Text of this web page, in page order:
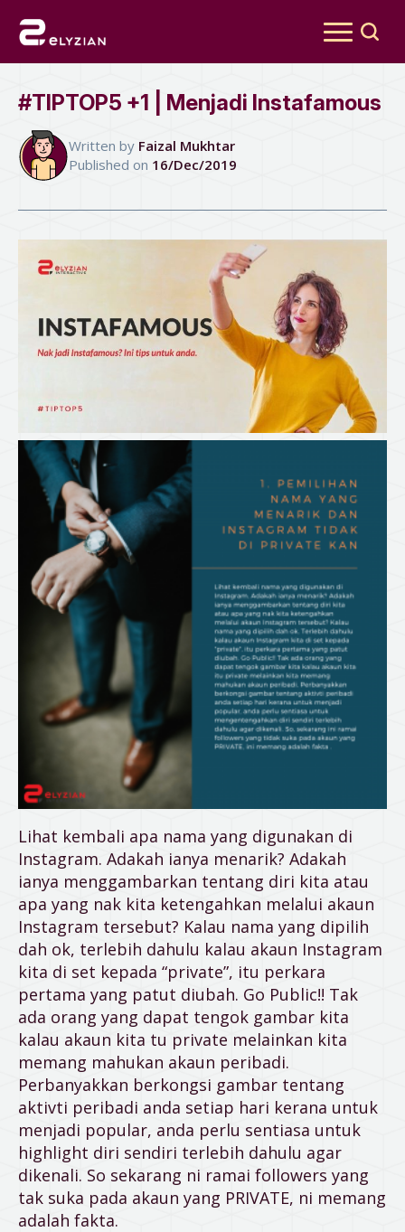
#TIPTOP5 +1 | Menjadi Instafamous
Written by Faizal Mukhtar
Published on 16/Dec/2019
Lihat kembali apa nama yang digunakan di
Instagram. Adakah ianya menarik? Adakah
ianya menggambarkan tentang diri kita atau
apa yang nak kita ketengahkan melalui akaun
Instagram tersebut? Kalau nama yang dipilih
dah ok, terlebih dahulu kalau akaun Instagram
kita di set kepada “private”, itu perkara
pertama yang patut diubah. Go Public!! Tak
ada orang yang dapat tengok gambar kita
kalau akaun kita tu private melainkan kita
memang mahukan akaun peribadi.
Perbanyakkan berkongsi gambar tentang
aktivti peribadi anda setiap hari kerana untuk
menjadi popular, anda perlu sentiasa untuk
highlight diri sendiri terlebih dahulu agar
dikenali. So sekarang ni ramai followers yang
tak suka pada akaun yang PRIVATE, ni memang
adalah fakta.